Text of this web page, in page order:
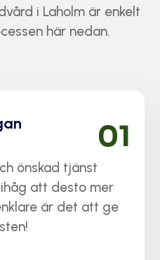
i Laholm är enkelt
här nedan.
önskad tjänst
ihåg att desto mer
är det att ge
01